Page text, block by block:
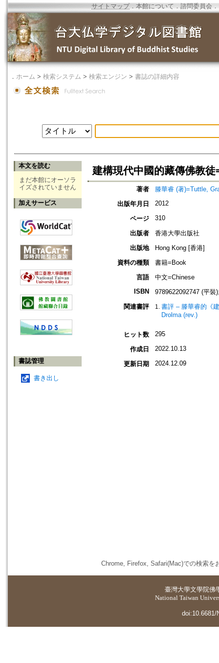
サイトマップ．本館について ． 諮問委員会 ．
． ホーム > 検索システム > 検索エンジン > 書誌の詳細内容
本文を読む
まだ本館にオーソラ
イズされていません
加えサービス
書誌管理
書き出し
建構現代中國的藏傳佛教
著者
滕華睿 (著)=Tuttle,
出版年月日
2012
ページ 310
出版者
香港大學出版社
出版地
Hong Kong [香港]
資料の種類
書籍=Book
言語
中文=Chinese
ISBN
9789622092747 (平裝
関連書評
書評 – 滕華睿的《
Drolma (rev.)
ヒット数 295
作成日 2022.10.13
更新日期 2024.12.09
Chrome, Firefox, Safari(Mac)での検索を
臺灣大學文學院佛
National Taiwan
doi:10.6681/